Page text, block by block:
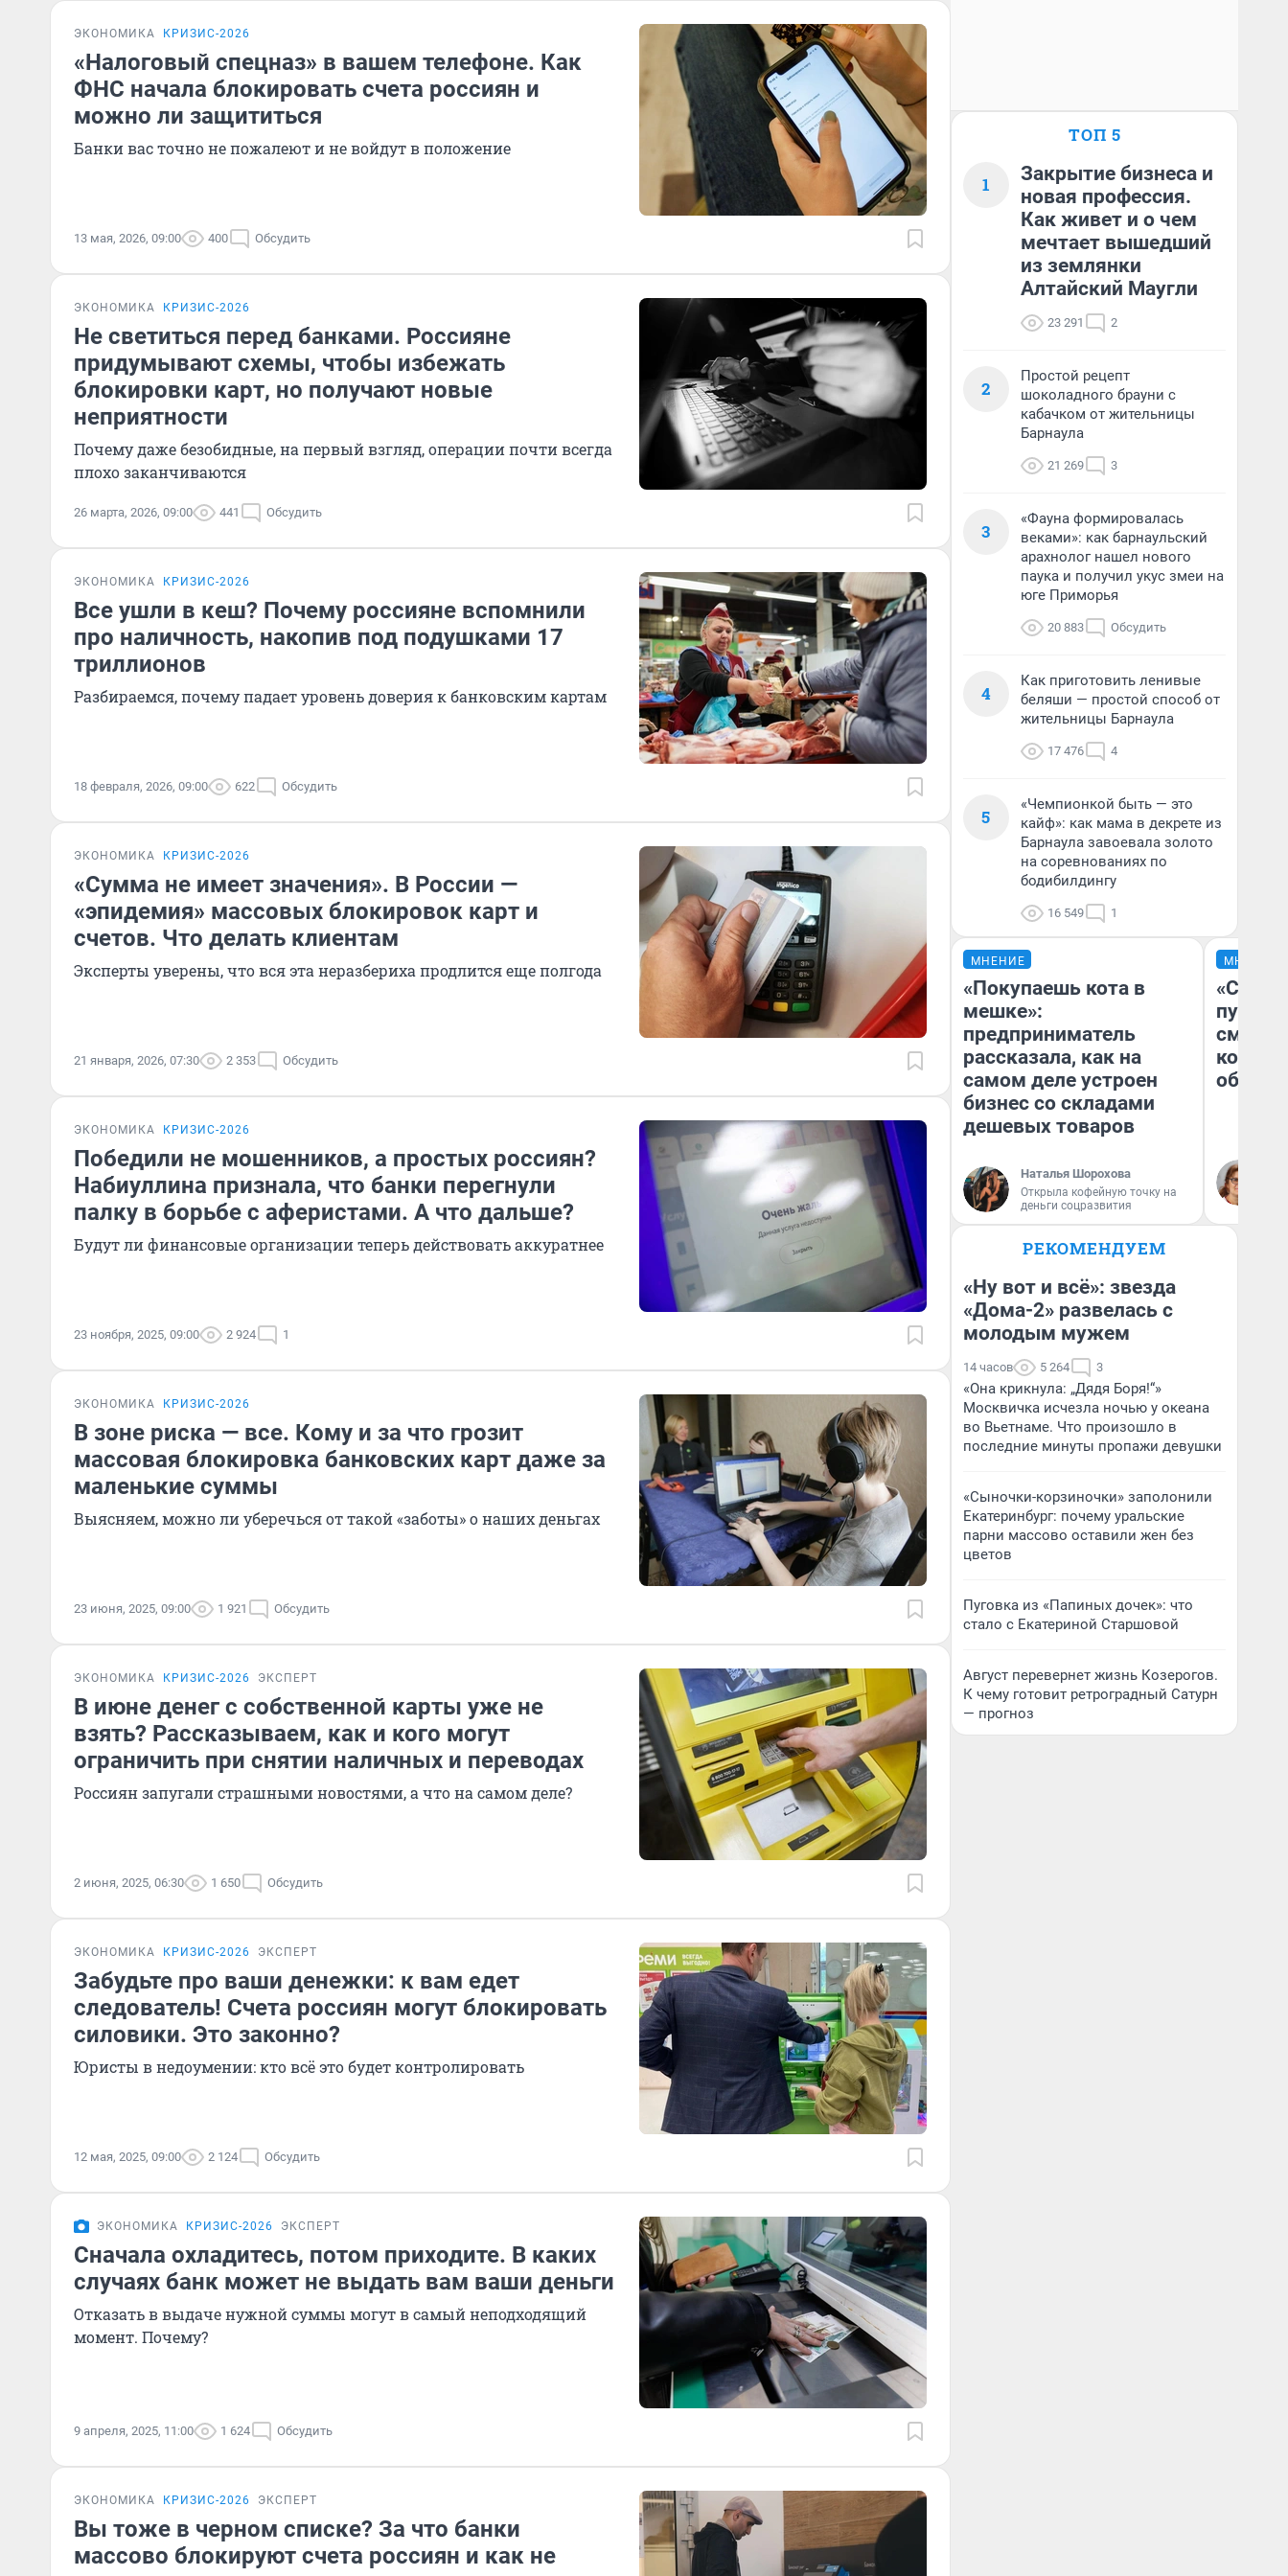
ЭКОНОМИКА КРИЗИС-2026
«Налоговый спецназ» в вашем телефоне. Как
ФНС начала блокировать счета россиян и
можно ли защититься
Банки вас точно не пожалеют и не войдут в положение
13 мая, 2026, 09:00 400 Обсудить
ЭКОНОМИКА КРИЗИС-2026
Не светиться перед банками. Россияне
придумывают схемы, чтобы избежать
блокировки карт, но получают новые
неприятности
Почему даже безобидные, на первый взгляд, операции почти всегда
плохо заканчиваются
26 марта, 2026, 09:00 441 Обсудить
ЭКОНОМИКА КРИЗИС-2026
Все ушли в кеш? Почему россияне вспомнили
про наличность, накопив под подушками 17
триллионов
Разбираемся, почему падает уровень доверия к банковским картам
18 февраля, 2026, 09:00 622 Обсудить
ЭКОНОМИКА КРИЗИС-2026
«Сумма не имеет значения». В России —
«эпидемия» массовых блокировок карт и
счетов. Что делать клиентам
Эксперты уверены, что вся эта неразбериха продлится еще полгода
21 января, 2026, 07:30 2 353 Обсудить
ЭКОНОМИКА КРИЗИС-2026
Победили не мошенников, а простых россиян?
Набиуллина признала, что банки перегнули
палку в борьбе с аферистами. А что дальше?
Будут ли финансовые организации теперь действовать аккуратнее
23 ноября, 2025, 09:00 2 924 1
ЭКОНОМИКА КРИЗИС-2026
В зоне риска — все. Кому и за что грозит
массовая блокировка банковских карт даже за
маленькие суммы
Выясняем, можно ли уберечься от такой «заботы» о наших деньгах
23 июня, 2025, 09:00 1 921 Обсудить
ЭКОНОМИКА КРИЗИС-2026 ЭКСПЕРТ
В июне денег с собственной карты уже не
взять? Рассказываем, как и кого могут
ограничить при снятии наличных и переводах
Россиян запугали страшными новостями, а что на самом деле?
2 июня, 2025, 06:30 1 650 Обсудить
ЭКОНОМИКА КРИЗИС-2026 ЭКСПЕРТ
Забудьте про ваши денежки: к вам едет
следователь! Счета россиян могут блокировать
силовики. Это законно?
Юристы в недоумении: кто всё это будет контролировать
12 мая, 2025, 09:00 2 124 Обсудить
ЭКОНОМИКА КРИЗИС-2026 ЭКСПЕРТ
Сначала охладитесь, потом приходите. В каких
случаях банк может не выдать вам ваши деньги
Отказать в выдаче нужной суммы могут в самый неподходящий
момент. Почему?
9 апреля, 2025, 11:00 1 624 Обсудить
ЭКОНОМИКА КРИЗИС-2026 ЭКСПЕРТ
Вы тоже в черном списке? За что банки
массово блокируют счета россиян и как не
ТОП 5
1
Закрытие бизнеса и
новая профессия.
Как живет и о чем
мечтает вышедший
из землянки
Алтайский Маугли
23 291 2
2
Простой рецепт
шоколадного брауни с
кабачком от жительницы
Барнаула
21 269 3
3
«Фауна формировалась
веками»: как барнаульский
арахнолог нашел нового
паука и получил укус змеи на
юге Приморья
20 883 Обсудить
4
Как приготовить ленивые
беляши — простой способ от
жительницы Барнаула
17 476 4
5
«Чемпионкой быть — это
кайф»: как мама в декрете из
Барнаула завоевала золото
на соревнованиях по
бодибилдингу
16 549 1
МНЕНИЕ
«Покупаешь кота в
мешке»:
предприниматель
рассказала, как на
самом деле устроен
бизнес со складами
дешевых товаров
Наталья Шорохова
Открыла кофейную точку на
деньги соцразвития
МНЕНИЕ
РЕКОМЕНДУЕМ
«Ну вот и всё»: звезда
«Дома-2» развелась с
молодым мужем
14 часов 5 264 3
«Она крикнула: „Дядя Боря!“»
Москвичка исчезла ночью у океана
во Вьетнаме. Что произошло в
последние минуты пропажи девушки
«Сыночки-корзиночки» заполонили
Екатеринбург: почему уральские
парни массово оставили жен без
цветов
Пуговка из «Папиных дочек»: что
стало с Екатериной Старшовой
Август перевернет жизнь Козерогов.
К чему готовит ретроградный Сатурн
— прогноз